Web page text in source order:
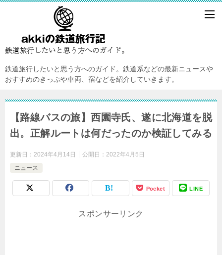
鉄道旅行したいと思う方へのガイド。鉄道系などの最新ニュースや
おすすめのきっぷや車両、宿などを紹介していきます。
【路線バスの旅】西園寺氏、遂に北海道を脱
出。正解ルートは何だったのか検証してみる
更新日： 2024年4月14日 公開日： 2022年4月5日
ニュース
Pocket LINE
スポンサーリンク